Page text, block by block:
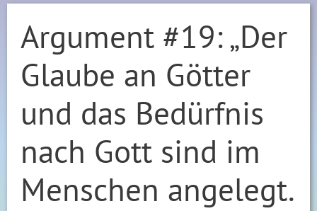
Argument #19: „Der
Glaube an Götter
und das Bedürfnis
nach Gott sind im
Menschen angelegt.